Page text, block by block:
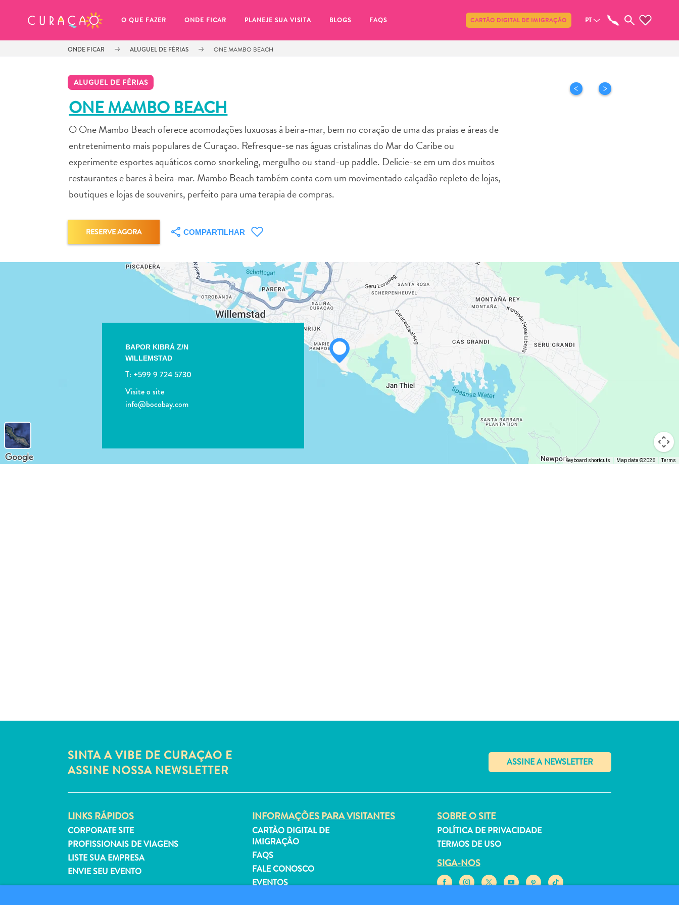
O QUE FAZER ONDE FICAR PLANEJE SUA VISITA BLOGS FAQS CARTÃO DIGITAL DE IMIGRAÇÃO PT
ONDE FICAR ALUGUEL DE FÉRIAS ONE MAMBO BEACH
ALUGUEL DE FÉRIAS
ONE MAMBO BEACH
O One Mambo Beach oferece acomodações luxuosas à beira-mar, bem no coração de uma das praias e áreas de
entretenimento mais populares de Curaçao. Refresque-se nas águas cristalinas do Mar do Caribe ou
experimente esportes aquáticos como snorkeling, mergulho ou stand-up paddle. Delicie-se em um dos muitos
restaurantes e bares à beira-mar. Mambo Beach também conta com um movimentado calçadão repleto de lojas,
boutiques e lojas de souvenirs, perfeito para uma terapia de compras.
RESERVE AGORA COMPARTILHAR
WHATSAPP
BAPOR KIBRÁ Z/N
WILLEMSTAD
T: +599 9 724 5730
Visite o site
info@bocobay.com
Keyboard shortcuts Map data ©2026 Terms
SINTA A VIBE DE CURAÇAO E
ASSINE NOSSA NEWSLETTER
✕
LINKS RÁPIDOS
CORPORATE SITE
PROFISSIONAIS DE VIAGENS
LISTE SUA EMPRESA
ENVIE SEU EVENTO
INFORMAÇÕES PARA VISITANTES
CARTÃO DIGITAL DE
IMIGRAÇÃO
FAQS
FALE CONOSCO
EVENTOS
SOBRE O SITE
POLÍTICA DE PRIVACIDADE
TERMOS DE USO
SIGA-NOS
MEUS FAVORITOS Compartilhar
Você ainda não salvou nenhum